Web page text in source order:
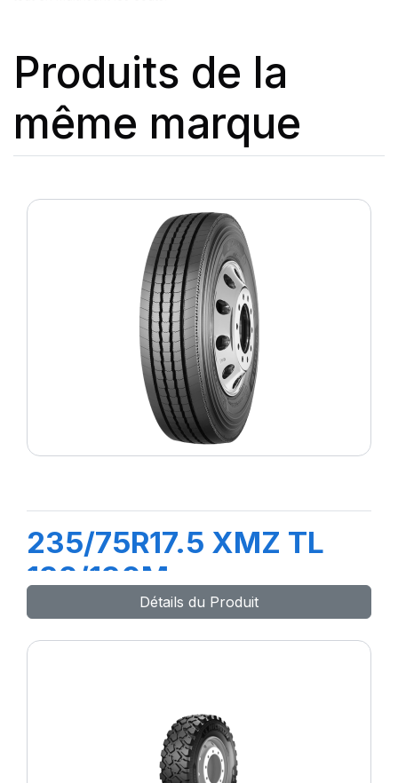
Produits de la
même marque
235/75R17.5 XMZ TL
132/130M
Détails du Produit